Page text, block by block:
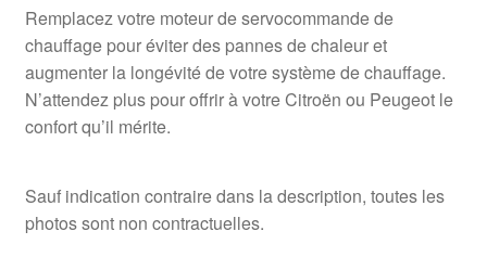
Remplacez votre moteur de servocommande de
chauffage pour éviter des pannes de chaleur et
augmenter la longévité de votre système de chauffage.
N’attendez plus pour offrir à votre Citroën ou Peugeot le
confort qu’il mérite.
Sauf indication contraire dans la description, toutes les
photos sont non contractuelles.